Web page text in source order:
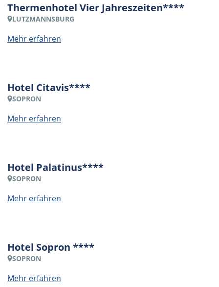
Thermenhotel Vier Jahreszeiten****
LUTZMANNSBURG
Mehr erfahren
Hotel Citavis****
SOPRON
Mehr erfahren
Hotel Palatinus****
SOPRON
Mehr erfahren
Hotel Sopron ****
SOPRON
Mehr erfahren